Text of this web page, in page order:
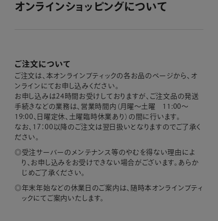
オンラインショッピングについて
ご注文について
ご注文は、本オンラインブティックの各お品のページから、オ
ンラインにてお申し込みください。
お申し込みは24時間お受けしておりますが、ご注文品の発送
手続きなどの業務は、営業時間内 （月曜～土曜 11:00～
19:00、日曜定休、土曜臨時休業あり）の間に行います。
なお、17：00以降のご注文は翌日扱いとなりますのでご了承く
ださい。
受注サーバーのメンテナンス等のやむを得ない理由によ
り、お申し込みをお受けできない場合がございます。あらか
じめご了承ください。
年末年始などの休業日のご案内は、随時本オンラインブティ
ックにてご案内いたします。